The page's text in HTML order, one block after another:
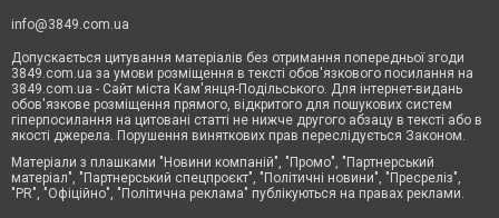
info@3849.com.ua
Допускається цитування матеріалів без отримання попередньої згоди
3849.com.ua за умови розміщення в тексті обов'язкового посилання на
3849.com.ua - Сайт міста Кам'янця-Подільського. Для інтернет-видань
обов'язкове розміщення прямого, відкритого для пошукових систем
гіперпосилання на цитовані статті не нижче другого абзацу в тексті або в
якості джерела. Порушення виняткових прав переслідується Законом.
Матеріали з плашками "Новини компаній", "Промо", "Партнерський
матеріал", "Партнерський спецпроєкт", "Політичні новини", "Пресреліз",
"PR", "Офіційно", "Політична реклама" публікуються на правах реклами.